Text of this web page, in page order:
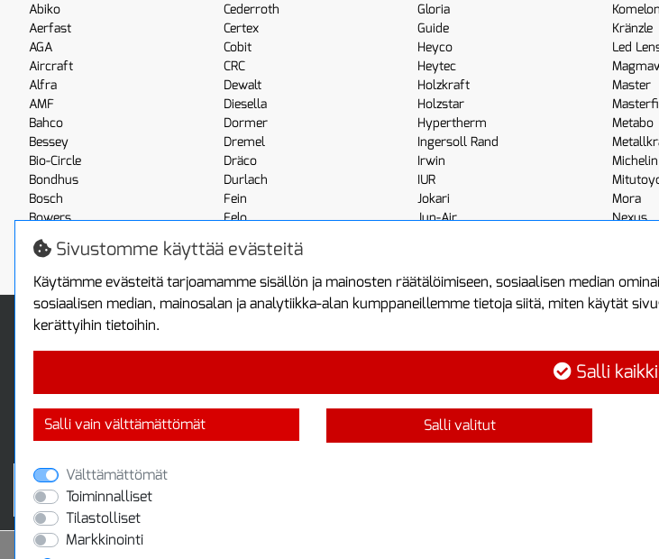
Abiko
Aerfast
AGA
Aircraft
Alfra
AMF
Bahco
Bessey
Bio-Circle
Bondhus
Bosch
Bowers
Boxo
Brennenstuhl
Cederroth
Certex
Cobit
CRC
Dewalt
Diesella
Dormer
Dremel
Dräco
Durlach
Fein
Felo
Fluke
Gloria
Guide
Heyco
Heytec
Holzkraft
Holzstar
Hypertherm
Ingersoll Rand
Irwin
IUR
Jokari
Jun-Air
Komelon
Kränzle
Led
Master
Metabo
Michelin
Mora
Nexus
Info
Yhteystiedot
Takuutietoa
Toimitus ja maksaminen
Toimitustavat
Turvallista ostamista
Tax free / verovapaa myynti
Asiakastilini
Asiakastili
Luo tili
Sivustomme käyttää evästeitä
Käytämme evästeitä tarjoamamme sisällön ja mainosten räätälöimiseen, sosiaalisen median
sosiaalisen median, mainosalan ja analytiikka-alan kumppaneillemme tietoja siitä, miten käytät
kerättyihin tietoihin.
Salli kaikki
Salli vain välttämättömät Salli valitut
Välttämättömät
Toiminnalliset
Tilastolliset
Markkinointi